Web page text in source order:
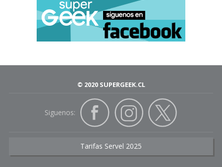
© 2020 SUPERGEEK.CL
Siguenos:
Tarifas Servel 2025